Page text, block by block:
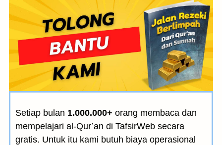
Setiap bulan 1.000.000+ orang membaca dan
mempelajari al-Qur’an di TafsirWeb secara
gratis. Untuk itu kami butuh biaya operasional